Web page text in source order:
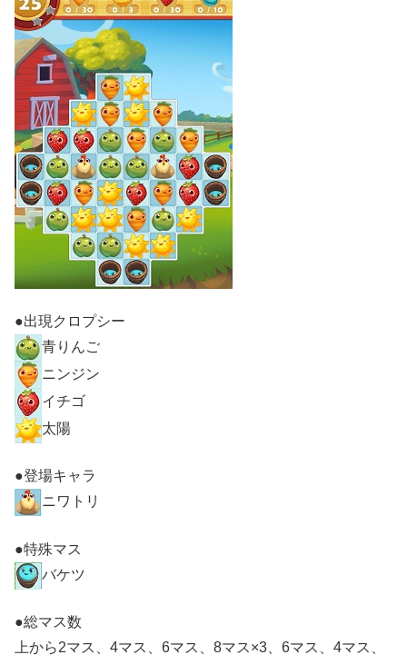
●出現クロプシー
青りんご
ニンジン
イチゴ
太陽
●登場キャラ
ニワトリ
●特殊マス
バケツ
●総マス数
上から2マス、4マス、6マス、8マス×3、6マス、4マス、